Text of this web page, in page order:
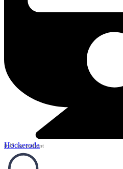
Hockeroda
8,49 km entfernt